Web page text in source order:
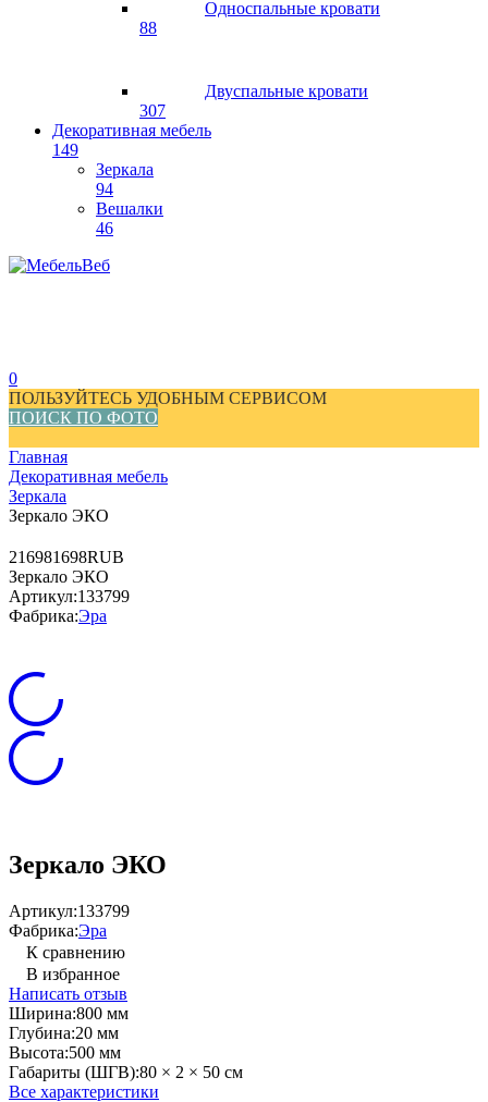
Односпальные кровати
88
Двуспальные кровати
307
Декоративная мебель
149
Зеркала
94
Вешалки
46
0
ПОЛЬЗУЙТЕСЬ УДОБНЫМ СЕРВИСОМ
ПОИСК ПО ФОТО
Главная
Декоративная мебель
Зеркала
Зеркало ЭКО
216981698RUB
Зеркало ЭКО
Артикул:133799
Фабрика:Эра
Зеркало ЭКО
Артикул:133799
Фабрика:Эра
К сравнению
В избранное
Написать отзыв
Ширина:800 мм
Глубина:20 мм
Высота:500 мм
Габариты (ШГВ):80 × 2 × 50 см
Все характеристики